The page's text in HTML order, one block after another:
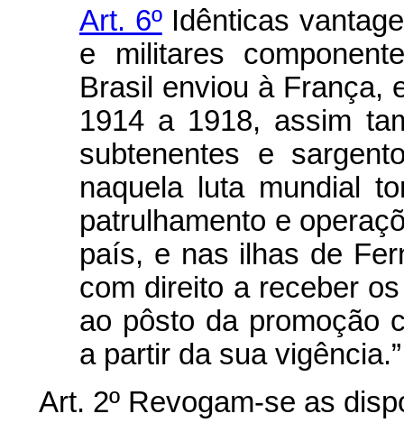
Art. 6ºIdênticas
e militares
Brasil enviou à França,
1914 a 1918, assim
subtenentes e
naquela luta mundial
patrulhamento e
país, e nas ilhas de
com direito a receber
ao pôsto da promoção
a partir da sua vigência.”
Art. 2º Revogam-se as